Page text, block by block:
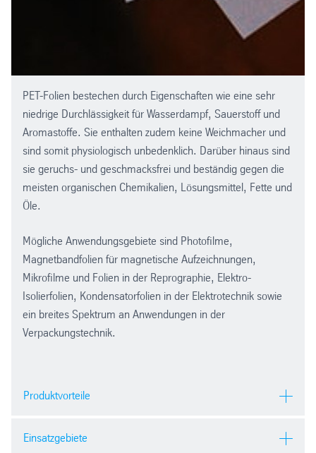
Messe- und Ausstellungsplakate
Regalreiter
Spannplakate
Globen und Karten
Pflanzenetiketten
Muster
Verkleidungen
PET-Folien bestechen durch Eigenschaften wie eine sehr
niedrige Durchlässigkeit für Wasserdampf, Sauerstoff und
Aromastoffe. Sie enthalten zudem keine Weichmacher und
sind somit physiologisch unbedenklich. Darüber hinaus sind
sie geruchs- und geschmacksfrei und beständig gegen die
meisten organischen Chemikalien, Lösungsmittel, Fette und
Öle.
Mögliche Anwendungsgebiete sind Photofilme,
Magnetbandfolien für magnetische Aufzeichnungen,
Mikrofilme und Folien in der Reprographie, Elektro-
Isolierfolien, Kondensatorfolien in der Elektrotechnik sowie
ein breites Spektrum an Anwendungen in der
Verpackungstechnik.
Produktvorteile
Polyester-Folie aus biaxial-gerecktem Polyethylen-
Einsatzgebiete